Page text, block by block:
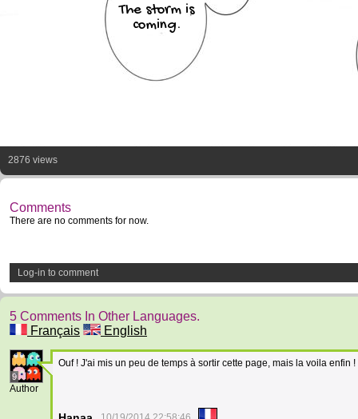
The storm is
coming.
2876 views
Comments
There are no comments for now.
Log-in to comment
5 Comments In Other Languages.
Français
English
9
Author
Ouf ! J'ai mis un peu de temps à sortir cette page, mais la voila enfin !